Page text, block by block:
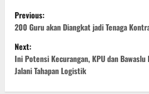
P
o
s
t
Previous:
200 Guru akan Diangkat jadi Tenaga
Next:
Ini Potensi Kecurangan, KPU dan Bawaslu
Jalani Tahapan Logistik